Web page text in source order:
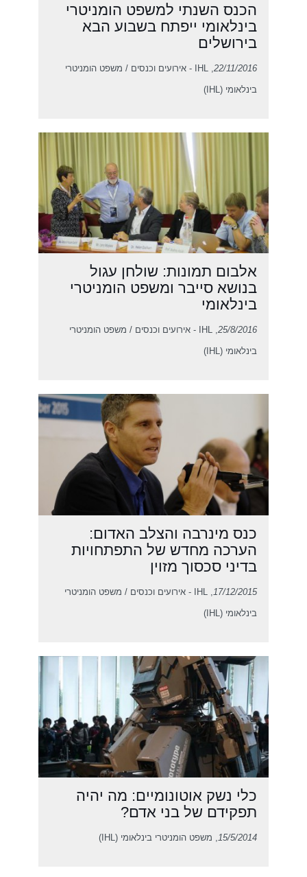
הכנס השנתי למשפט הומניטרי
בינלאומי ייפתח בשבוע הבא
בירושלים
22/11/2016 , IHL - אירועים וכנסים / משפט הומניטרי
בינלאומי (IHL)
אלבום תמונות: שולחן עגול
בנושא סייבר ומשפט הומניטרי
בינלאומי
25/8/2016 , IHL - אירועים וכנסים / משפט הומניטרי
בינלאומי (IHL)
כנס מינרבה והצלב האדום:
הערכה מחדש של התפתחויות
בדיני סכסוך מזוין
17/12/2015 , IHL - אירועים וכנסים / משפט הומניטרי
בינלאומי (IHL)
כלי נשק אוטונומיים: מה יהיה
תפקידם של בני אדם?
15/5/2014 , משפט הומניטרי בינלאומי (IHL)